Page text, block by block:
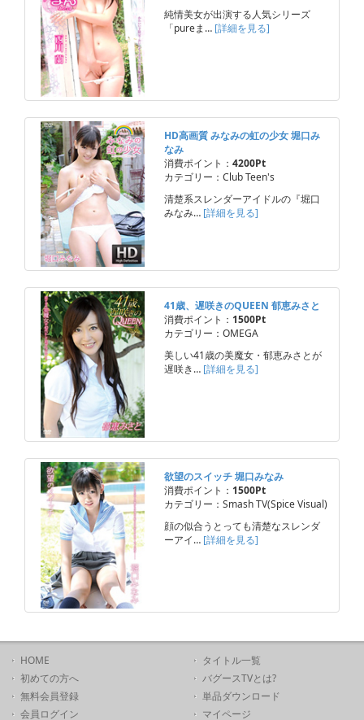
純情美女が出演する人気シリーズ
「pureま… [詳細を見る]
HD高画質 みなみの虹の少女 堀口み
なみ
消費ポイント： 4200Pt
カテゴリー：Club Teen's
清楚系スレンダーアイドルの『堀口
みなみ… [詳細を見る]
41歳、遅咲きのQUEEN 郁恵みさと
消費ポイント： 1500Pt
カテゴリー：OMEGA
美しい41歳の美魔女・郁恵みさとが
遅咲き… [詳細を見る]
欲望のスイッチ 堀口みなみ
消費ポイント： 1500Pt
カテゴリー：Smash TV(Spice Visual)
顔の似合うとっても清楚なスレンダ
ーアイ… [詳細を見る]
HOME
初めての方へ
無料会員登録
会員ログイン
タイトル一覧
バグースTVとは?
単品ダウンロード
マイページ